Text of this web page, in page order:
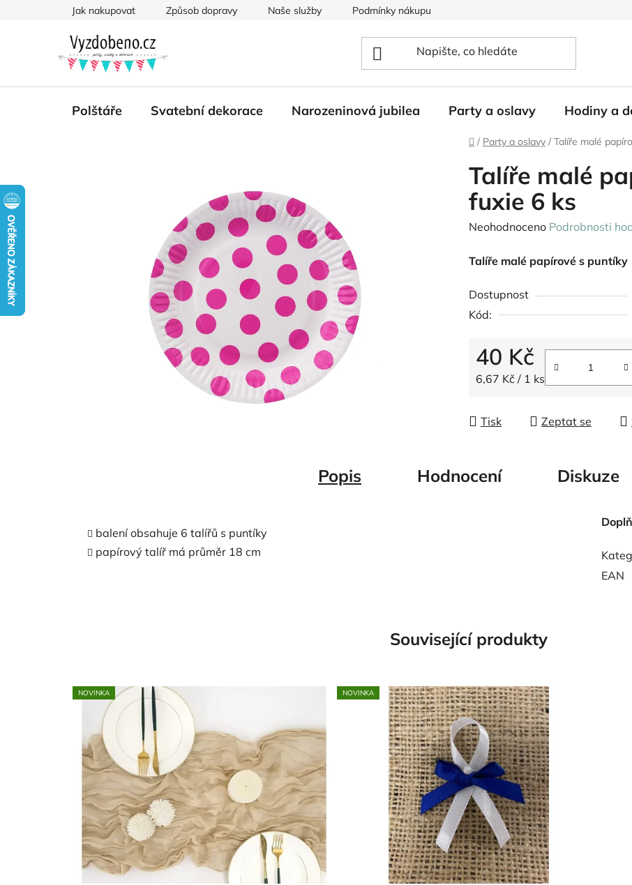
Jak nakupovat Způsob dopravy Naše služby Podmínky nákupu
Polštáře Svatební dekorace Narozeninová jubilea Party a oslavy Hodiny a
Domů
/ Party a oslavy / Talíře malé
Talíře malé
fuxie 6 ks
Průměrné
produktu
0,0
z
hvězdiček.
Neohodnoceno Podrobnosti
Talíře malé papírové s puntíky
Dostupnost
Kód:
40 Kč
Měrná cena:
6,67 Kč / 1 ks
Tisk Zeptat se
Popis Hodnocení Diskuze
balení obsahuje 6 talířů s puntíky
papírový talíř má průměr 18 cm
EAN
Související produkty
NOVINKA NOVINKA